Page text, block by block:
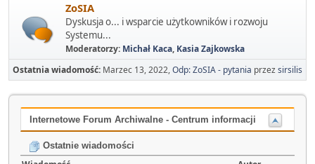
ZoSIA
Dyskusja o... i wsparcie użytkowników i rozwoju
Systemu...
Moderatorzy: Michał Kaca, Kasia Zajkowska
Ostatnia wiadomość: Marzec 13, 2022,Odp: ZoSIA - pytania przezsirsilis
Internetowe Forum Archiwalne - Centrum informacji
Ostatnie wiadomości